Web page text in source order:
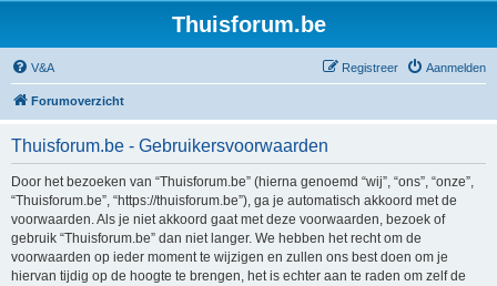
Thuisforum.be
V&A Aanmelden
Registreer
Forumoverzicht
Thuisforum.be - Gebruikersvoorwaarden
Door het bezoeken van “Thuisforum.be” (hierna genoemd “wij”, “ons”, “onze”,
“Thuisforum.be”, “https://thuisforum.be”), ga je automatisch akkoord met de
voorwaarden. Als je niet akkoord gaat met deze voorwaarden, bezoek of
gebruik “Thuisforum.be” dan niet langer. We hebben het recht om de
voorwaarden op ieder moment te wijzigen en zullen ons best doen om je
hiervan tijdig op de hoogte te brengen, het is echter aan te raden om zelf de